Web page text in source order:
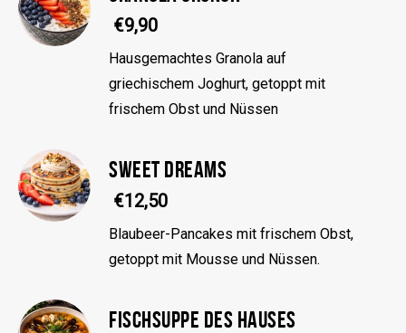
€9,90
Hausgemachtes Granola auf
griechischem Joghurt, getoppt mit
frischem Obst und Nüssen
SWEET DREAMS
€12,50
Blaubeer-Pancakes mit frischem Obst,
getoppt mit Mousse und Nüssen.
FISCHSUPPE DES HAUSES